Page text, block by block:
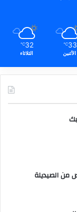
33
℃
الأثنين
32
℃
الثلاثاء
من الصيديلة